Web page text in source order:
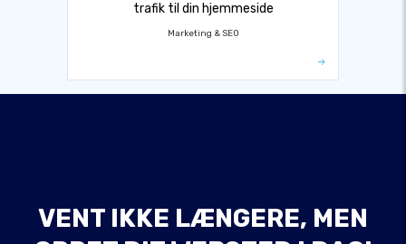
trafik til din hjemmeside
Marketing & SEO
VENT IKKE LÆNGERE, MEN